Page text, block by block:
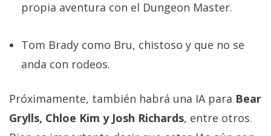
propia aventura con el Dungeon Master.
Tom Brady como Bru, chistoso y que no se
anda con rodeos.
Próximamente, también habrá una IA para Bear
Grylls, Chloe Kim y Josh Richards, entre otros.